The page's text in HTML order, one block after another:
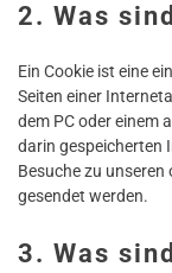
2. Was
Ein Cookie ist eine
Seiten einer
dem PC oder einem
darin gespeicherten
Besuche zu
gesendet werden.
3. Was